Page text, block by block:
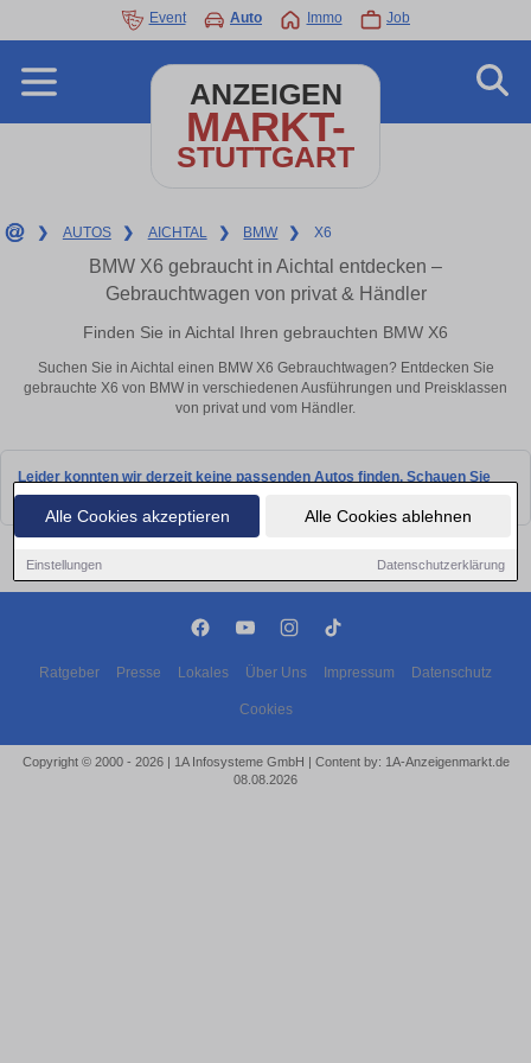
Alle Cookies akzeptieren Alle Cookies ablehnen
Einstellungen Datenschutzerklärung
Event Auto Immo Job
ANZEIGEN
MARKT-
STUTTGART
❯ AUTOS ❯ AICHTAL ❯ BMW ❯ X6
BMW X6 gebraucht in Aichtal entdecken –
Gebrauchtwagen von privat & Händler
Finden Sie in Aichtal Ihren gebrauchten BMW X6
Suchen Sie in Aichtal einen BMW X6 Gebrauchtwagen? Entdecken Sie
gebrauchte X6 von BMW in verschiedenen Ausführungen und Preisklassen
von privat und vom Händler.
Leider konnten wir derzeit keine passenden Autos finden. Schauen Sie
bald wieder vorbei!
Ratgeber Presse Lokales Über Uns Impressum Datenschutz
Cookies
Copyright © 2000 - 2026 | 1A Infosysteme GmbH | Content by: 1A-Anzeigenmarkt.de
08.08.2026